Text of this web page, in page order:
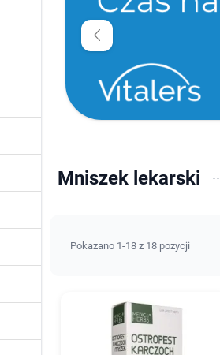
Mniszek lekarski
Pokazano 1-18 z 18 pozycji